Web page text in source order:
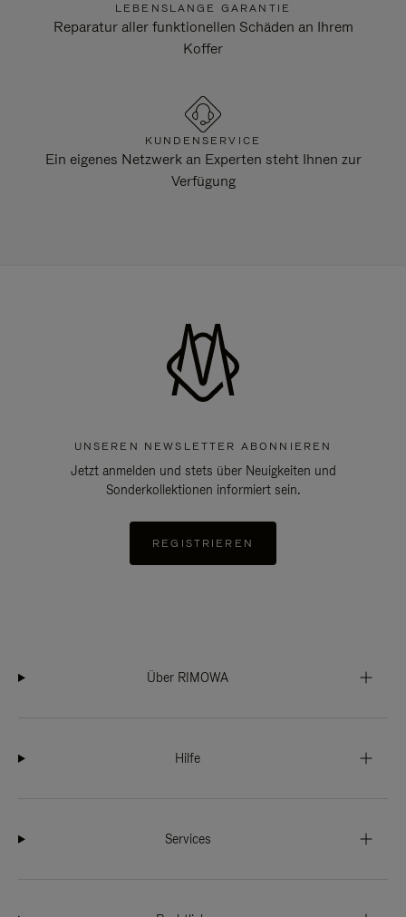
LEBENSLANGE GARANTIE
Reparatur aller funktionellen Schäden an Ihrem
Koffer
KUNDENSERVICE
Ein eigenes Netzwerk an Experten steht Ihnen zur
Verfügung
UNSEREN NEWSLETTER ABONNIEREN
Jetzt anmelden und stets über Neuigkeiten und
Sonderkollektionen informiert sein.
REGISTRIEREN
Über RIMOWA
Hilfe
Services